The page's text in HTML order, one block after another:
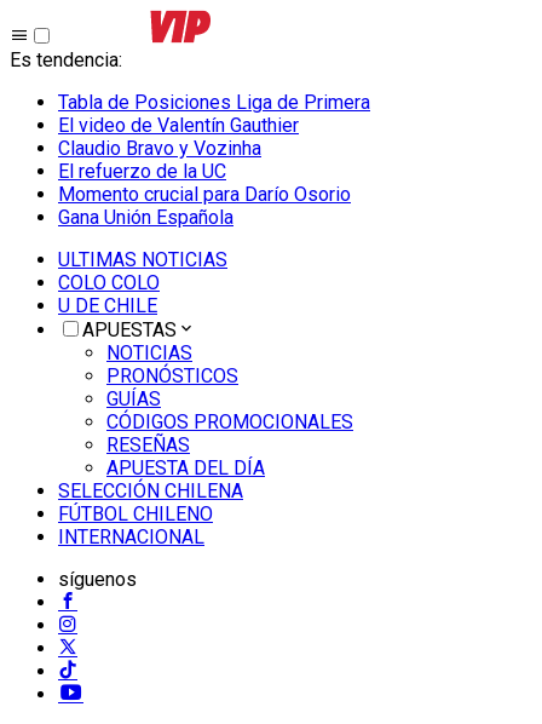
Es tendencia:
Tabla de Posiciones Liga de Primera
El video de Valentín Gauthier
Claudio Bravo y Vozinha
El refuerzo de la UC
Momento crucial para Darío Osorio
Gana Unión Española
ULTIMAS NOTICIAS
COLO COLO
U DE CHILE
APUESTAS
NOTICIAS
PRONÓSTICOS
GUÍAS
CÓDIGOS PROMOCIONALES
RESEÑAS
APUESTA DEL DÍA
SELECCIÓN CHILENA
FÚTBOL CHILENO
INTERNACIONAL
síguenos